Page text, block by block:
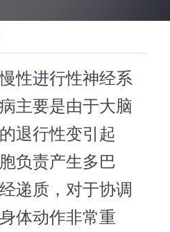
性进行性神经系
主要是由于大脑
退行性变引起
负责产生多巴
递质，对于协调
体动作非常重